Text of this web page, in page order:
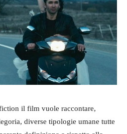
il film vuole raccontare,
diverse tipologie umane tutte